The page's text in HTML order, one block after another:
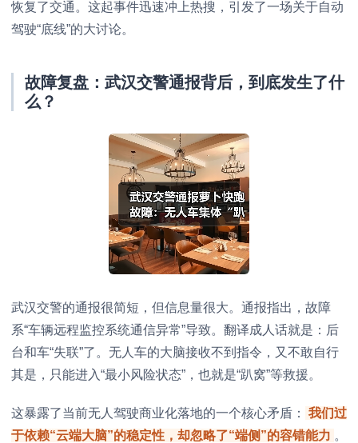
恢复了交通。这起事件迅速冲上热搜，引发了一场关于自动
驾驶“底线”的大讨论。
故障复盘：武汉交警通报背后，到底发生了什
么？
武汉交警的通报很简短，但信息量很大。通报指出，故障
系“车辆远程监控系统通信异常”导致。翻译成人话就是：后
台和车“失联”了。无人车的大脑接收不到指令，又不敢自行
其是，只能进入“最小风险状态”，也就是“趴窝”等救援。
这暴露了当前无人驾驶商业化落地的一个核心矛盾：
我们过
于依赖“云端大脑”的稳定性，却忽略了“端侧”的容错能力 。